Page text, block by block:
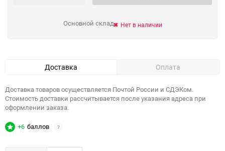
Основной склад Нет в наличии
Доставка Оплата
Доставка товаров осуществляется Почтой России и СДЭКом.
Стоимость доставки рассчитывается после указания адреса при
оформлении заказа.
+6 баллов ?